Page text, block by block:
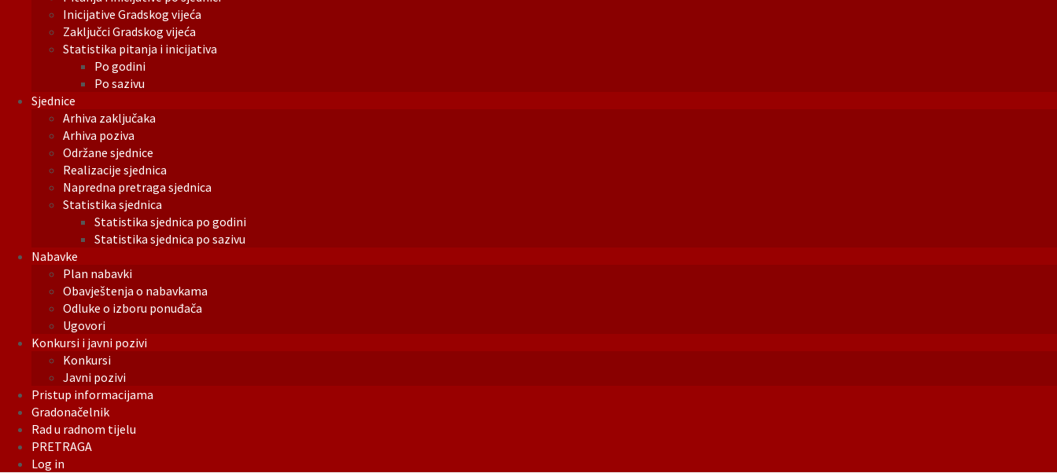
Inicijative Gradskog vijeća
Zaključci Gradskog vijeća
Statistika pitanja i inicijativa
Po godini
Po sazivu
Sjednice
Arhiva zaključaka
Arhiva poziva
Održane sjednice
Realizacije sjednica
Napredna pretraga sjednica
Statistika sjednica
Statistika sjednica po godini
Statistika sjednica po sazivu
Nabavke
Plan nabavki
Obavještenja o nabavkama
Odluke o izboru ponuđača
Ugovori
Konkursi i javni pozivi
Konkursi
Javni pozivi
Pristup informacijama
Gradonačelnik
Rad u radnom tijelu
PRETRAGA
Log in